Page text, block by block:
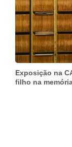
Exposição na
filho na